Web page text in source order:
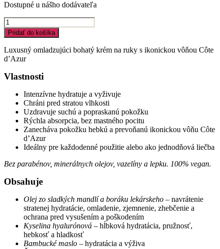
Dostupné u nášho dodávateľa
množstvo
ORIBE
CÔTE
D'AZUR
HAND
30ml
Pridať do košíka
Luxusný omladzujúci bohatý krém na ruky s ikonickou vôňou Côte
d’Azur
Vlastnosti
Intenzívne hydratuje a vyživuje
Chráni pred stratou vlhkosti
Uzdravuje suchú a popraskanú pokožku
Rýchla absorpcia, bez mastného pocitu
Zanecháva pokožku hebkú a prevoňanú ikonickou vôňu Côte
d’Azur
Ideálny pre každodenné použitie alebo ako jednodňová liečba
Bez parabénov, minerálnych olejov, vazelíny a lepku. 100% vegan.
Obsahuje
Olej zo sladkých mandlí a boráku lekárskeho – navrátenie
stratenej hydratácie, omladenie, zjemnenie, zhebčenie a
ochrana pred vysušením a poškodením
Kyselina hyalurónová – hĺbková hydratácia, pružnosť,
hebkosť a hladkosť
Bambucké maslo – hydratácia a výživa